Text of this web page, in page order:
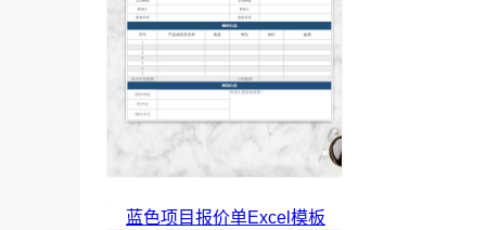
蓝色项目报价单Excel模板